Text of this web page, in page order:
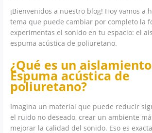
¡Bienvenidos a nuestro blog! Hoy vamos a
tema que puede cambiar por completo la
experimentas el sonido en tu espacio: el
espuma acústica de poliuretano.
¿Qué es un
Espuma acústica de
poliuretano?
Imagina un material que puede reducir
el ruido no deseado, crear un ambiente
mejorar la calidad del sonido. Eso es